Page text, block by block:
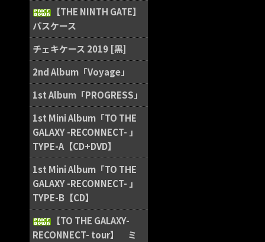
【THE NINTH GATE】
パスケース
チェキケース 2019 [黒]
2nd Album「Voyage」
1st Album「PROGRESS」
1st Mini Album「TO THE
GALAXY -RECONNECT- 」
TYPE-A【CD+DVD】
1st Mini Album「TO THE
GALAXY -RECONNECT- 」
TYPE-B【CD】
【TO THE GALAXY-
RECONNECT- tour】 ミ